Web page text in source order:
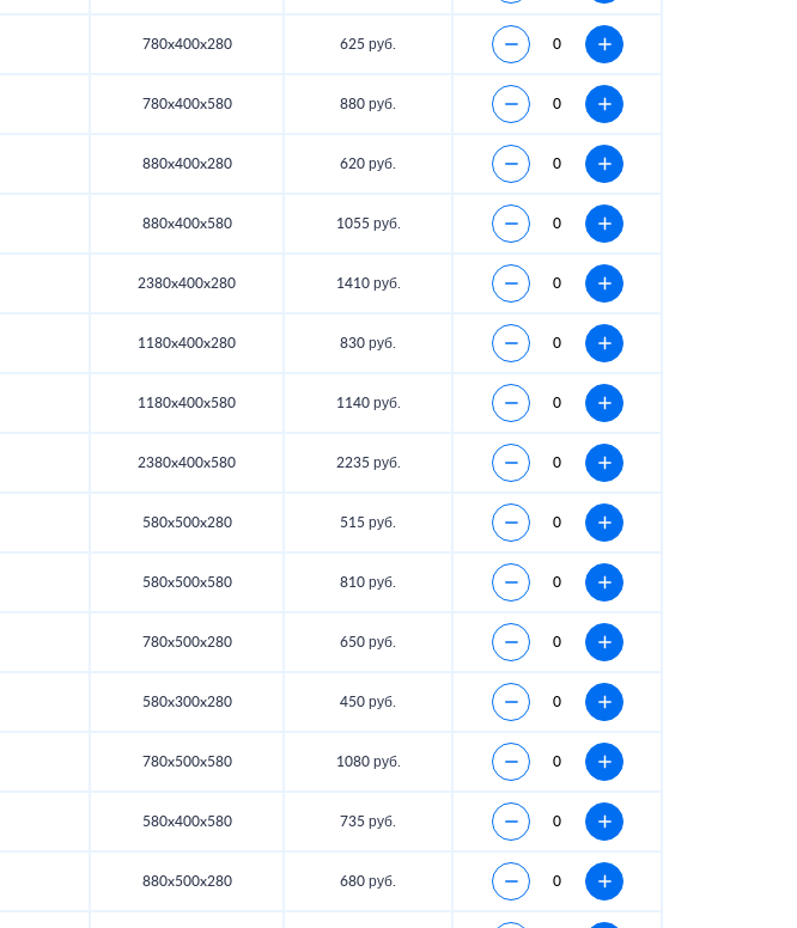
780x400x280 625 руб.
780x400x580 880 руб.
880x400x280 620 руб.
880x400x580 1055 руб.
2380x400x280 1410 руб.
1180x400x280 830 руб.
1180x400x580 1140 руб.
2380x400x580 2235 руб.
580x500x280 515 руб.
580x500x580 810 руб.
780x500x280 650 руб.
580x300x280 450 руб.
780x500x580 1080 руб.
580x400x580 735 руб.
880x500x280 680 руб.